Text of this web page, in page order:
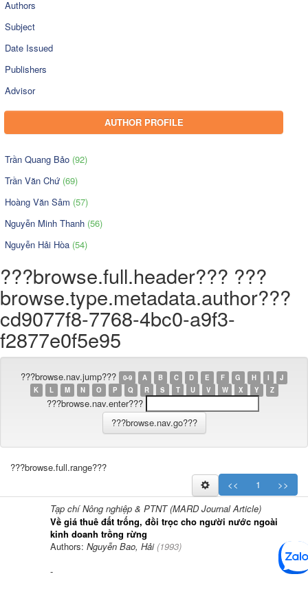
Authors
Subject
Date Issued
Publishers
Advisor
AUTHOR PROFILE
Trần Quang Bảo (92)
Trần Văn Chứ (69)
Hoàng Văn Sâm (57)
Nguyễn Minh Thanh (56)
Nguyễn Hải Hòa (54)
???browse.full.header??? ???
browse.type.metadata.author???
cd9077f8-7768-4bc0-a9f3-
f2877e0f5e95
???browse.nav.jump??? 0-9 A B C D E F G H I
J
K
L M N O P Q R S T U V W X Y Z
???browse.nav.enter???
???browse.full.range???
<<
1
>>
Tạp chí Nông nghiệp & PTNT (MARD Journal Article)
Về giá thuê đất trống, đồi trọc cho người nước ngoài
kinh doanh trồng rừng
Authors: Nguyễn Bao, Hải(1993)
-